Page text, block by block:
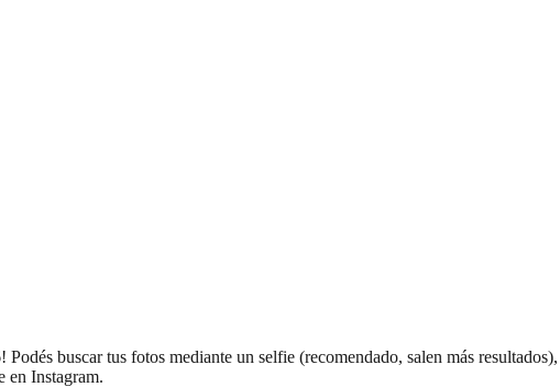
buscar tus fotos mediante un selfie (recomendado, salen más
en Instagram.